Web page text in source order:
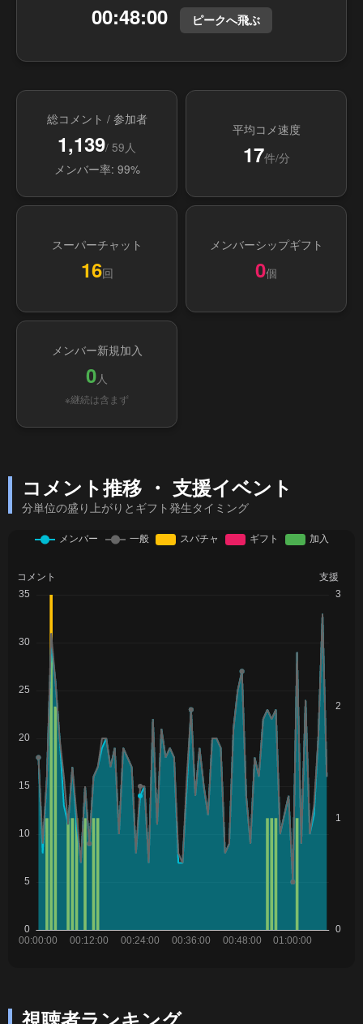
00:48:00 ピークへ飛ぶ
総コメント / 参加者
1,139/ 59人
メンバー率: 99%
平均コメ速度
17件/分
スーパーチャット
16回
メンバーシップギフト
0個
メンバー新規加入
0人
※継続は含まず
コメント推移 ・ 支援イベント
分単位の盛り上がりとギフト発生タイミング